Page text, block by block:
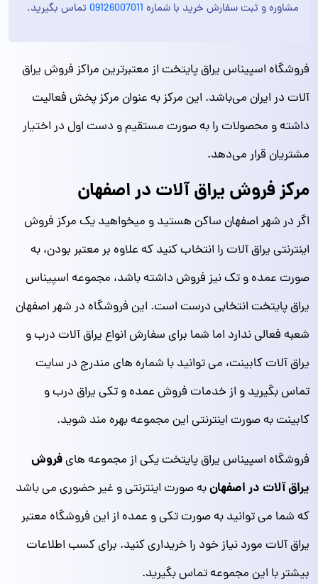
مشاوره و ثبت سفارش خرید با شماره 09126007011تماس بگیرید.
فروشگاه اسپیناس یراق پایتخت از معتبرترین مراکز فروش یراق
آلات در ایران می‌باشد. این مرکز به عنوان مرکز پخش فعالیت
داشته و محصولات را به صورت مستقیم و دست اول در اختیار
مشتریان قرار می‌دهد.
مرکز فروش یراق آلات در اصفهان
اگر در شهر اصفهان ساکن هستید و میخواهید یک مرکز فروش
اینترنتی یراق آلات را انتخاب کنید که علاوه بر معتبر بودن، به
صورت عمده و تک نیز فروش داشته باشد، مجموعه اسپیناس
یراق پایتخت انتخابی درست است. این فروشگاه در شهر اصفهان
شعبه فعالی ندارد اما شما برای سفارش انواع یراق آلات درب و
یراق آلات کابینت، می توانید با شماره های مندرج در سایت
تماس بگیرید و از خدمات فروش عمده و تکی یراق درب و
کابینت به صورت اینترنتی این مجموعه بهره مند شوید.
فروشگاه اسپیناس یراق پایتخت یکی از مجموعه هایفروش
یراق آلات در اصفهانبه صورت اینترنتی و غیر حضوری می باشد
که شما می توانید به صورت تکی و عمده از این فروشگاه معتبر
یراق آلات مورد نیاز خود را خریداری کنید. برای کسب اطلاعات
بیشتر با این مجموعه تماس بگیرید.